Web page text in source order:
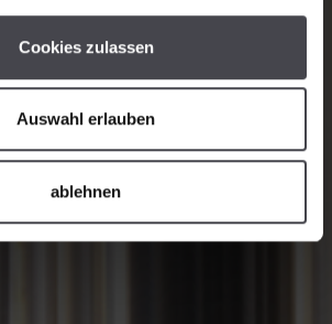
Cookies zulassen
Auswahl erlauben
ablehnen